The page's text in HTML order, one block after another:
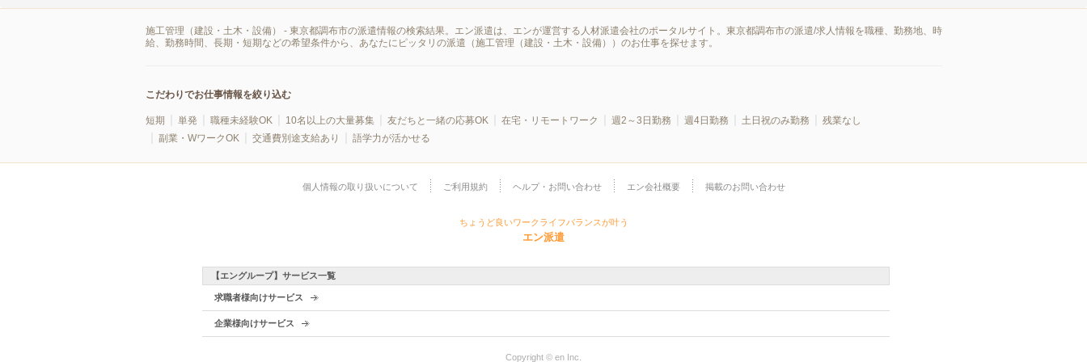
施工管理（建設・土木・設備） - 東京都調布市の派遣情報の検索結果。エン派遣は、エンが運営する人材派遣会社のポータルサイト。東京都調布市の派遣/求人情報を職種、勤務地、時
給、勤務時間、長期・短期などの希望条件から、あなたにピッタリの派遣（施工管理（建設・土木・設備））のお仕事を探せます。
こだわりでお仕事情報を絞り込む
短期 単発 職種未経験OK 10名以上の大量募集 友だちと一緒の応募OK 在宅・リモートワーク 週2～3日勤務 週4日勤務 土日祝のみ勤務
残業なし
副業・WワークOK
交通費別途支給あり 語学力が活かせる
個人情報の取り扱いについて ご利用規約 ヘルプ・お問い合わせ エン会社概要 掲載のお問い合わせ
ちょうど良いワークライフバランスが叶う
エン派遣
【エングループ】サービス一覧
求職者様向けサービス
企業様向けサービス
Copyright © en Inc.